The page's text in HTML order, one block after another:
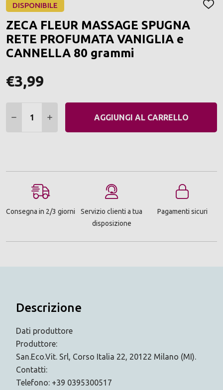
DISPONIBILE
ZECA FLEUR MASSAGE SPUGNA
RETE PROFUMATA VANIGLIA e
CANNELLA 80 grammi
€3,99
DIMINUIRE QUANTITÀ:
AUMENTARE QUANTITÀ:
AGGIUNGI AL CARRELLO
Consegna in 2/3 giorni
Servizio clienti a tua
disposizione
Pagamenti sicuri
Descrizione
Dati produttore
Produttore:
San.Eco.Vit. Srl, Corso Italia 22, 20122 Milano (MI).
Contatti:
Telefono: +39 0395300517